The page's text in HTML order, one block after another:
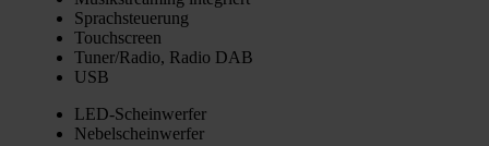
Sprach­steue­rung
Touch­screen
Tuner/Radio, Radio DAB
USB
LED-Schein­wer­fer
Nebel­schein­wer­fer